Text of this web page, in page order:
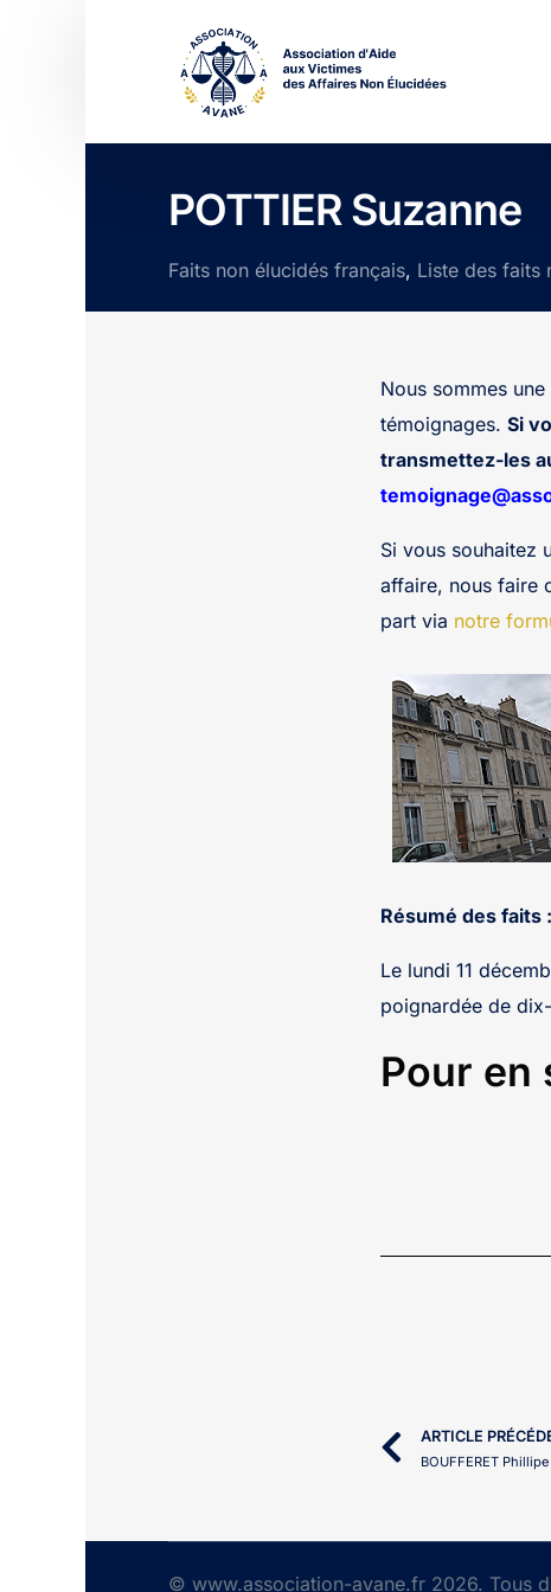
POTTIER Suzanne
Faits non élucidés français, Liste des faits
Nous sommes
témoignages. Si
transmettez-les
Si vous souhaitez
affaire, nous faire
part via notre
Résumé des faits :
Le lundi 11
poignardée de
Pour en
ARTICLE
BOUFFERET Phillipe
© www.association-avane.fr 2026. Tous